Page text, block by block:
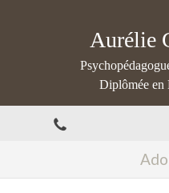
Aurélie
Diplômée en